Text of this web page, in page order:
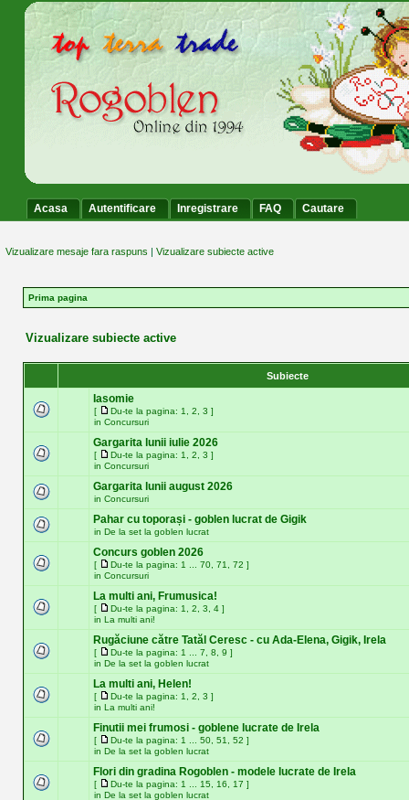
Acasa Autentificare Inregistrare FAQ Cautare
Vizualizare mesaje fara raspuns | Vizualizare subiecte active
Prima pagina
Vizualizare subiecte active
Subiecte
Iasomie
[ Du-te la pagina: 1 2 3 ]
in Concursuri
Gargarita lunii iulie 2026
[ Du-te la pagina: 1 2 3 ]
in Concursuri
Gargarita lunii august 2026
in Concursuri
Pahar cu toporași - goblen lucrat de Gigik
in De la set la goblen lucrat
Concurs goblen 2026
[ Du-te la pagina: 1 70 71 72 ]
in Concursuri
La multi ani, Frumusica!
[ Du-te la pagina: 1 2 3 4 ]
in La multi ani!
Rugăciune către Tatăl Ceresc - cu Ada-Elena, Gigik, Irela
[ Du-te la pagina: 1 7 8 9 ]
in De la set la goblen lucrat
La multi ani, Helen!
[ Du-te la pagina: 1 2 3 ]
in La multi ani!
Finutii mei frumosi - goblene lucrate de Irela
[ Du-te la pagina: 1 50 51 52 ]
in De la set la goblen lucrat
Flori din gradina Rogoblen - modele lucrate de Irela
[ Du-te la pagina: 1 15 16 17 ]
in De la set la goblen lucrat